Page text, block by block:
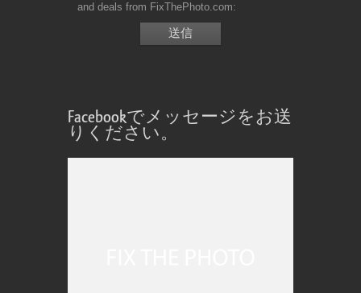
and deals from FixThePhoto.com
Facebookでメッセージをお送
りください。